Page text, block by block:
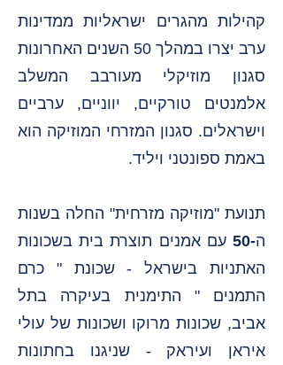
קהילות מהגרים ישראליות ממדינות
ערב יצרו במהלך 50 השנים האחרונות
סגנון מוזיקלי מעורבב המשלב
אלמנטים טורקיים, יווניים, ערביים
וישראלים. סגנון המזרחי המוזיקה הוא
באמת ספונטני ויליד.
תנועת "מוזיקה מזרחית" החלה בשנות
ה-50
עם אמנים תוצרת בית בשכונות
האתניות בישראל - שכונת " כרם
התמנים " התימנית בעיקרה בתל
אביב, שכונות מרוקו ושכונות של עולי
איראן ועיראק - שניגנו בחתונות